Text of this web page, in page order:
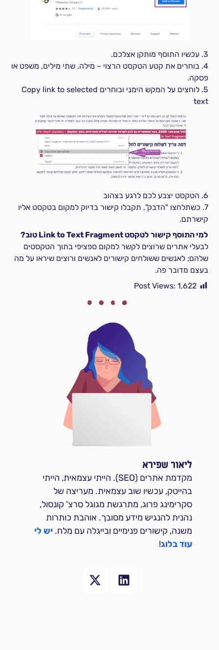
3. עכשיו התוסף מותקן אצלכם.
4. בוחרים את קטע הטקסט הרצוי – מילה, שתי מילים, משפט או
פסקה.
5. לוחצים על המקש הימני ובוחרים Copy link to selected
text
6. הטקסט יצבע לכם לרגע בצהוב
7. כשתלחצו "הדבק", תקבלו קישור בדיוק למקום בטקסט אליו
קישרתם.
למי התוסף קישור לטקסט Link to Text Fragment טוב?
לבעלי אתרים שרוצים לקשר למקום ספציפי בתוך הטקסטים
שלהם; לאנשים ששולחים קישורים לאנשים ורוצים שיראו על מה
בעצם מדובר פה.
Post Views: 1,622
ליאור שפירא
מקדמת אתרים (SEO). הייתי עצמאית, הייתי
בהייטק, עכשיו שוב עצמאית. מעריצה של
סקרימינג פרוג, מתרגשת מגוגל סרצ' קונסול,
נהנית להנגיש מידע מסובך. אוהבת כותרות
משנה, קישורים פנימיים ובייגלה עם מלח. יש לי
עוד בלוג!